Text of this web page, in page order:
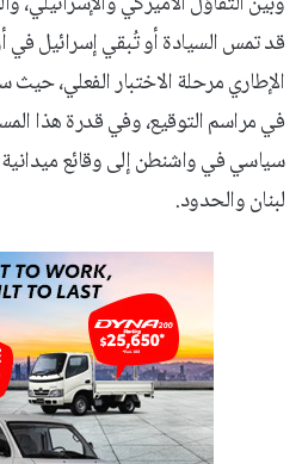
قد تمس السيادة أو تُبقي إسرائيل في
الإطاري مرحلة الاختبار الفعلي، حيث
في مراسم التوقيع، وفي قدرة هذا
سياسي في واشنطن إلى وقائع
لبنان والحدود.